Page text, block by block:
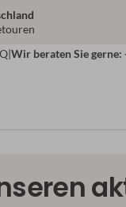
|Wir beraten Sie